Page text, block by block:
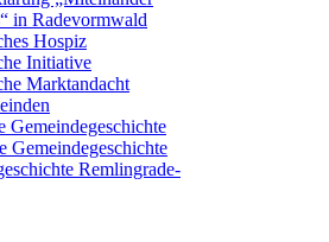
in Radevormwald
Hospiz
Initiative
Marktandacht
Gemeindegeschichte
Gemeindegeschichte
Remlingrade-